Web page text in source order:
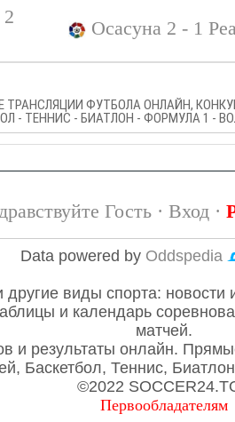
Осасуна 2 - 1
ФУТБОЛА ОНЛАЙН,
- ТЕННИС - БИАТЛОН - ФОРМУЛА 1 -
Гость · Вход·
Data powered by Oddspedia
виды спорта: новости
и календарь
матчей.
и результаты онлайн.
Баскетбол, Теннис,
©2022
Первообладателям